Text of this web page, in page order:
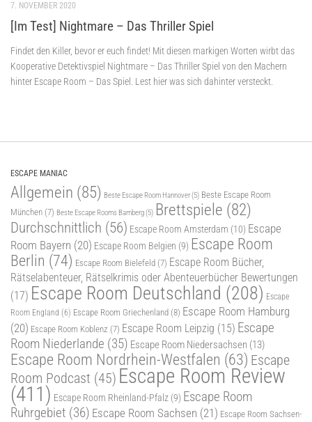
7. NOVEMBER 2020
[Im Test] Nightmare – Das Thriller Spiel
Findet den Killer, bevor er euch findet! Mit diesen markigen Worten wirbt das
Kooperative Detektivspiel Nightmare – Das Thriller Spiel von den Machern
hinter Escape Room – Das Spiel. Lest hier was sich dahinter versteckt.
ESCAPE MANIAC
Allgemein (85) Beste Escape Room Hannover(5) Beste Escape Room
München (7) Beste Escape Rooms Bamberg(5) Brettspiele (82)
Durchschnittlich (56) Escape Room Amsterdam (10) Escape
Room Bayern (20) Escape Room Belgien (9) Escape Room
Berlin (74) Escape Room Bielefeld (7) Escape Room Bücher,
Rätselabenteuer, Rätselkrimis oder Abenteuerbücher Bewertungen
(17) Escape Room Deutschland (208) Escape
Room England (6) Escape Room Griechenland (8) Escape Room Hamburg
(20) Escape Room Koblenz (7) Escape Room Leipzig (15) Escape
Room Niederlande (35) Escape Room Niedersachsen (13)
Escape Room Nordrhein-Westfalen (63) Escape
Room Podcast (45) Escape Room Review
(411) Escape Room Rheinland-Pfalz (9) Escape Room
Ruhrgebiet (36) Escape Room Sachsen (21) Escape Room Sachsen-